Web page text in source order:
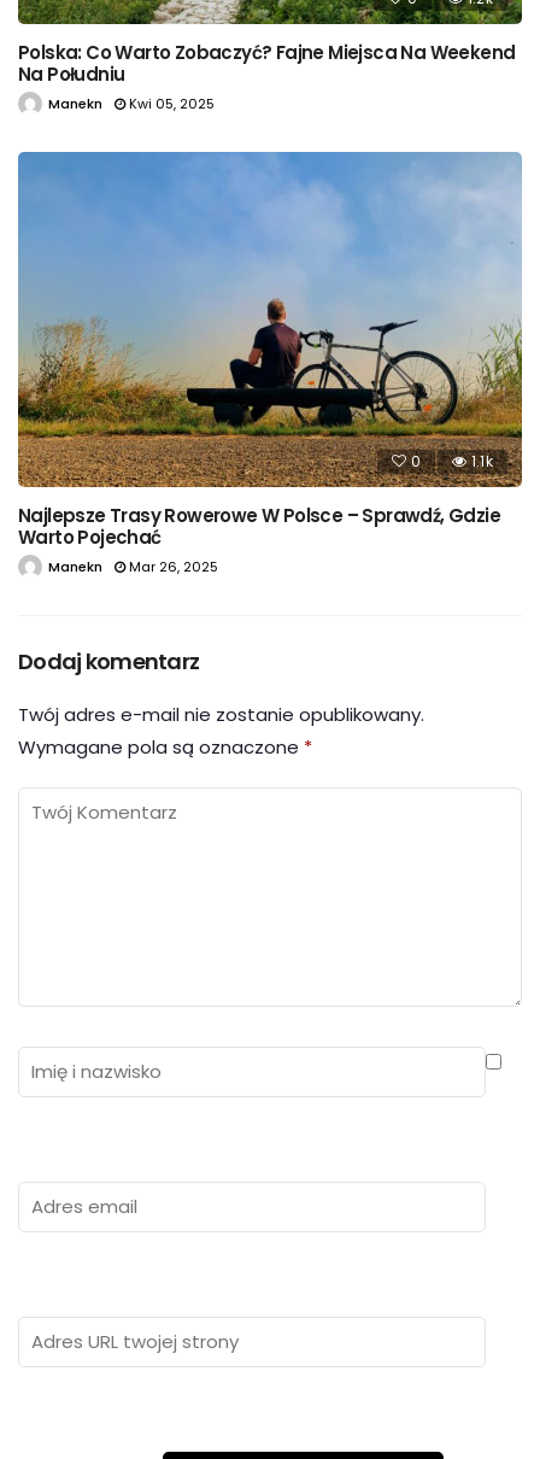
Polska: Co Warto Zobaczyć? Fajne Miejsca Na Weekend
Na Południu
Manekn Kwi 05, 2025
0 1.1k
Najlepsze Trasy Rowerowe W Polsce – Sprawdź, Gdzie
Warto Pojechać
Manekn Mar 26, 2025
Dodaj komentarz
Twój adres e-mail nie zostanie opublikowany.
Wymagane pola są oznaczone *